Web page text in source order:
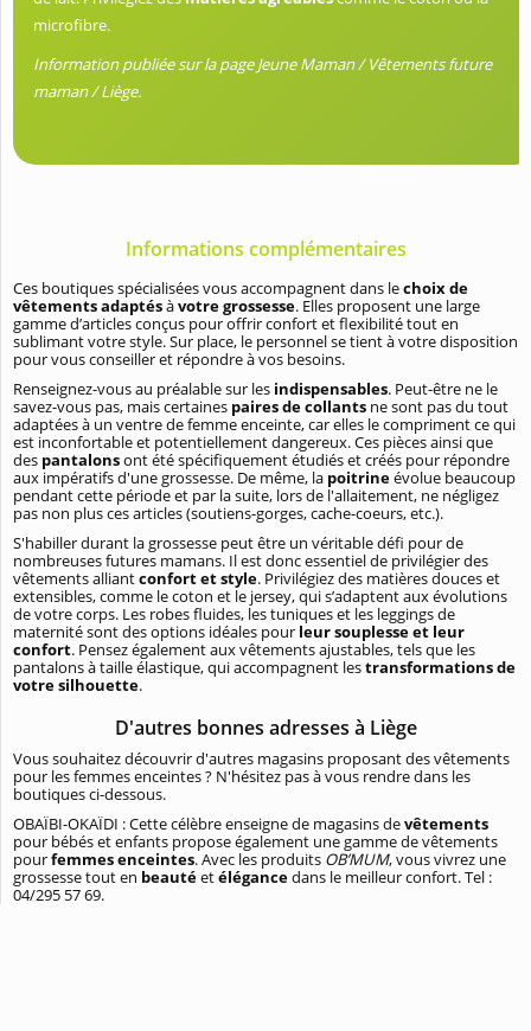
microfibre.
Information publiée sur la page Jeune Maman / Vêtements future
maman / Liège.
Informations complémentaires
Ces boutiques spécialisées vous accompagnent dans lechoix de
vêtements adaptésàvotre grossesse. Elles proposent une large
gamme d’articles conçus pour offrir confort et flexibilité tout en
sublimant votre style. Sur place, le personnel se tient à votre disposition
pour vous conseiller et répondre à vos besoins.
Renseignez-vous au préalable sur les indispensables. Peut-être ne le
savez-vous pas, mais certaines paires de collants ne sont pas du tout
adaptées à un ventre de femme enceinte, car elles le compriment ce qui
est inconfortable et potentiellement dangereux. Ces pièces ainsi que
des pantalonsont été spécifiquement étudiés et créés pour répondre
aux impératifs d'une grossesse. De même, la poitrineévolue beaucoup
pendant cette période et par la suite, lors de l'allaitement, ne négligez
pas non plus ces articles (soutiens-gorges, cache-coeurs, etc.).
S'habiller durant la grossesse peut être un véritable défi pour de
nombreuses futures mamans. Il est donc essentiel de privilégier des
vêtements alliantconfort et style. Privilégiez des matières douces et
extensibles, comme le coton et le jersey, qui s’adaptent aux évolutions
de votre corps. Les robes fluides, les tuniques et les leggings de
maternité sont des options idéales pour leur souplesse et leur
confort. Pensez également aux vêtements ajustables, tels que les
pantalons à taille élastique, qui accompagnent lestransformations de
votre silhouette.
D'autres bonnes adresses à Liège
Vous souhaitez découvrir d'autres magasins proposant des vêtements
pour les femmes enceintes ? N'hésitez pas à vous rendre dans les
boutiques ci-dessous.
OBAÏBI-OKAÏDI : Cette célèbre enseigne de magasins devêtements
pour bébés et enfants propose également une gamme de vêtements
pourfemmes enceintes. Avec les produits OB’MUM, vous vivrez une
grossesse tout en beautéetélégancedans le meilleur confort. Tel :
04/295 57 69.